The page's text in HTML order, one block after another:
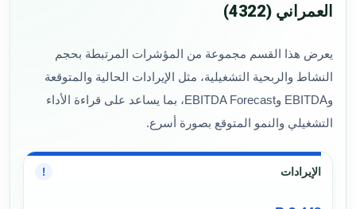
العمراني (4322)
يعرض هذا القسم مجموعة من المؤشرات المرتبطة بحجم
النشاط والربحية التشغيلية، مثل الإيرادات الحالية والمتوقعة
وEBITDA وEBITDA Forecast، بما يساعد على قراءة الأداء
التشغيلي والنمو المتوقع بصورة أسرع.
الإيرادات !